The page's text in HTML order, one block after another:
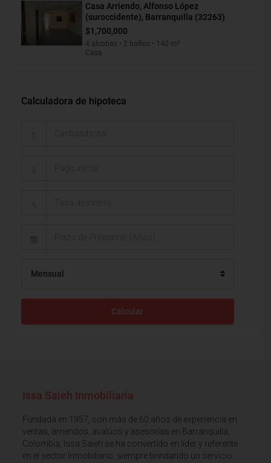
Casa Arriendo, Alfonso López
(suroccidente), Barranquilla (32263)
$1,700,000
4 alcobas • 2 baños • 140 m²
Casa
Calculadora de hipoteca
Mensual
Calcular
Issa Saieh Inmobiliaria
Fundada en 1957, con más de 60 años de experiencia en
ventas, arriendos, avalúos y asesorías en Barranquilla,
Colombia, Issa Saieh se ha convertido en líder y referente
en el sector Inmobiliario, siempre brindando un servicio